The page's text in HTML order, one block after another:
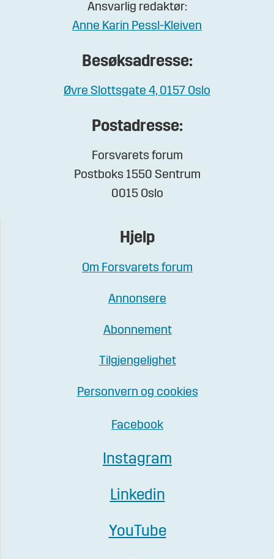
Ansvarlig redaktør:
Anne Karin Pessl-Kleiven
Besøksadresse:
Øvre Slottsgate 4, 0157 Oslo
Postadresse:
Forsvarets forum
Postboks 1550 Sentrum
0015 Oslo
Hjelp
Om Forsvarets forum
Annonsere
Abonnement
Tilgjengelighet
Personvern og cookies
Facebook
Instagram
Linkedin
YouTube